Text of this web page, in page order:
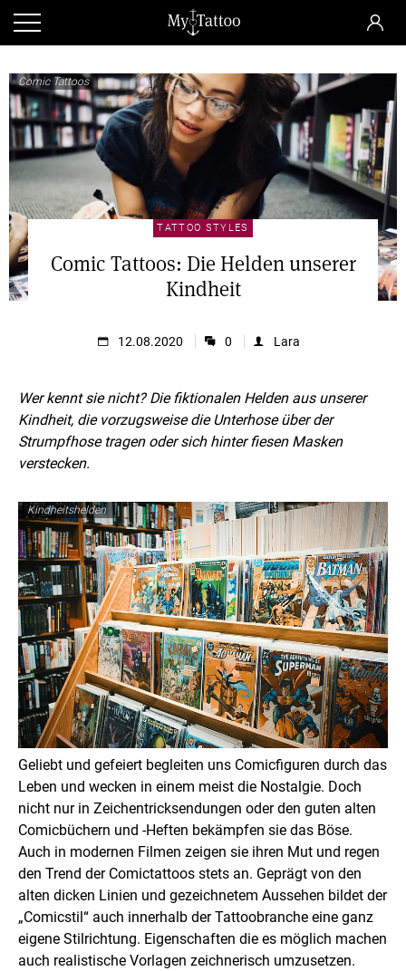
Comic Tattoos
TATTOO STYLES
Comic Tattoos: Die Helden unserer
Kindheit
12.08.2020 0 Lara
Wer kennt sie nicht? Die fiktionalen Helden aus unserer
Kindheit, die vorzugsweise die Unterhose über der
Strumpfhose tragen oder sich hinter fiesen Masken
verstecken.
Kindheitshelden
Geliebt und gefeiert begleiten uns Comicfiguren durch das
Leben und wecken in einem meist die Nostalgie. Doch
nicht nur in Zeichentricksendungen oder den guten alten
Comicbüchern und -Heften bekämpfen sie das Böse.
Auch in modernen Filmen zeigen sie ihren Mut und regen
den Trend der Comictattoos stets an. Geprägt von den
alten dicken Linien und gezeichnetem Aussehen bildet der
„Comicstil“ auch innerhalb der Tattoobranche eine ganz
eigene Stilrichtung. Eigenschaften die es möglich machen
auch realistische Vorlagen zeichnerisch umzusetzen.